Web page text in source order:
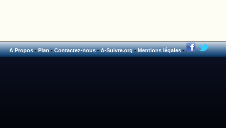
A Propos-Plan-Contactez-nous-A-Suivre.org-Mentions légales-